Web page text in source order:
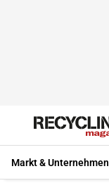
Markt & Unternehmen